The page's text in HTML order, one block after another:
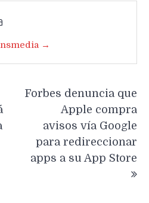
→
Forbes denuncia que
Apple compra
avisos vía Google
para redireccionar
apps a su App Store